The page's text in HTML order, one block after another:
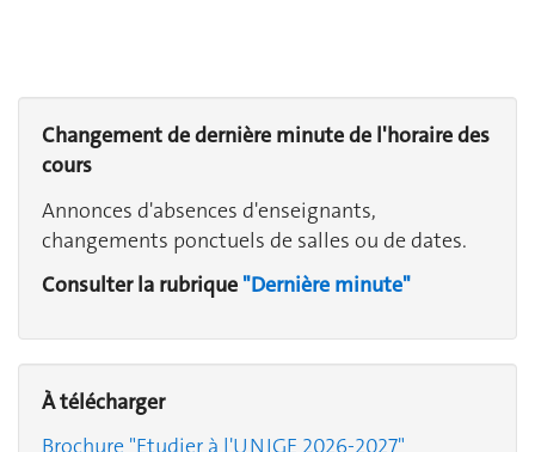
Changement de dernière minute de l'horaire des
cours
Annonces d'absences d'enseignants,
changements ponctuels de salles ou de dates.
Consulter la rubrique "Dernière minute"
À télécharger